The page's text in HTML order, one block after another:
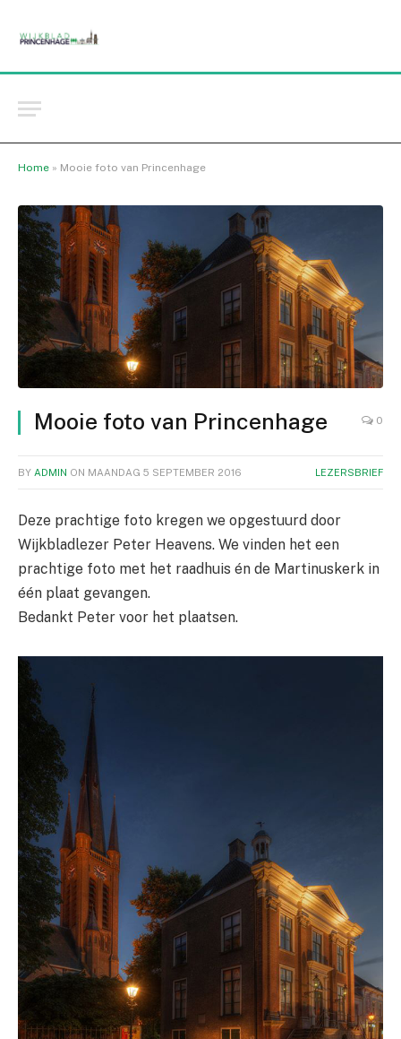
Home » Mooie foto van Princenhage
Mooie foto van Princenhage 0
BY ADMIN ON MAANDAG 5 SEPTEMBER 2016 LEZERSBRIEF
Deze prachtige foto kregen we opgestuurd door
Wijkbladlezer Peter Heavens. We vinden het een
prachtige foto met het raadhuis én de Martinuskerk in
één plaat gevangen.
Bedankt Peter voor het plaatsen.